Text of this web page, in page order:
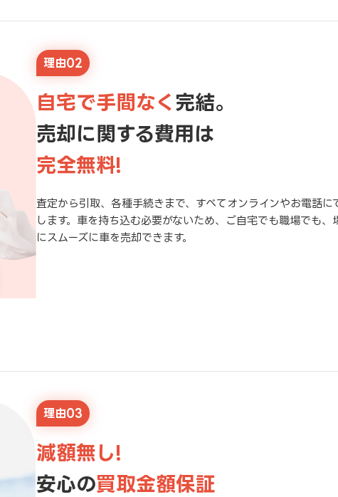
理由02
自宅で手間なく 完結。
売却に関する費用は
完全無料!
査定から引取、各種手続きまで、すべてオンラインやお電話に
します。車を持ち込む必要がないため、ご自宅でも職場でも、
にスムーズに車を売却できます。
理由03
減額無し!
安心の買取金額保証